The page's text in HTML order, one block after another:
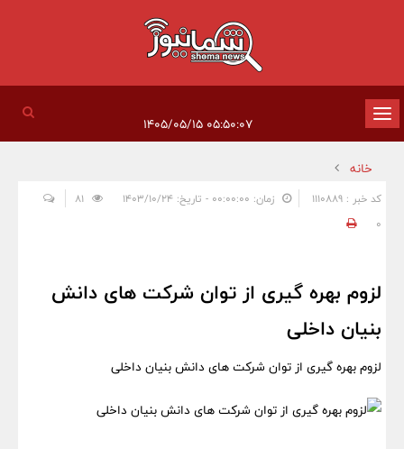
تغییر
وضعیت
ناوبری
خانه
کد خبر : 1110889 زمان: ۰۰:۰۰:۰۰ - تاریخ: ۱۴۰۳/۱۰/۲۴
0
لزوم بهره گیری از توان شرکت های دانش
بنیان داخلی
لزوم بهره گیری از توان شرکت های دانش بنیان داخلی